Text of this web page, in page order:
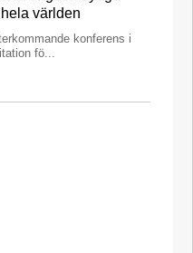
världen
konferens i
fö...